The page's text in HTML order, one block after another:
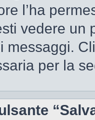
l’ha
vedere un
messaggi.
per la